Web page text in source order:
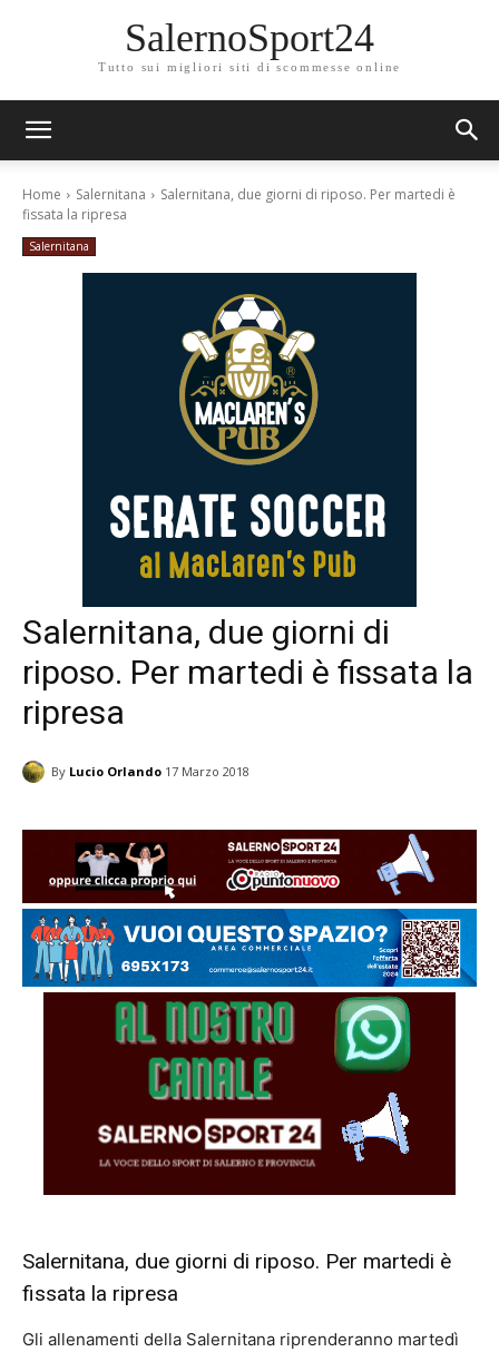
SalernoSport24
Tutto sui migliori siti di scommesse online
Home Salernitana
Salernitana, due giorni di riposo. Per martedi è
fissata la ripresa
Salernitana
Salernitana, due giorni di
riposo. Per martedi è fissata la
ripresa
By Lucio Orlando 17 Marzo 2018
Salernitana, due giorni di riposo. Per martedi è
fissata la ripresa
Gli allenamenti della Salernitana riprenderanno martedì